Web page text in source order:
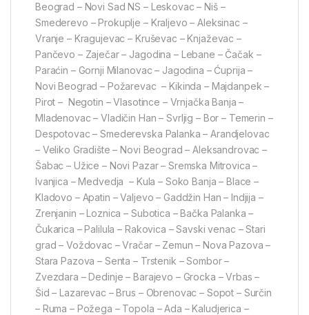
Beograd – Novi Sad NS – Leskovac – Niš –
Smederevo – Prokuplje – Kraljevo – Aleksinac –
Vranje – Kragujevac – Kruševac – Knjaževac –
Pančevo – Zaječar – Jagodina – Lebane – Čačak –
Paraćin – Gornji Milanovac – Jagodina – Ćuprija –
Novi Beograd – Požarevac – Kikinda – Majdanpek –
Pirot – Negotin – Vlasotince – Vrnjačka Banja –
Mladenovac – Vladičin Han – Svrljig – Bor – Temerin –
Despotovac – Smederevska Palanka – Arandjelovac
– Veliko Gradište – Novi Beograd – Aleksandrovac –
Šabac – Užice – Novi Pazar – Sremska Mitrovica –
Ivanjica – Medvedja – Kula – Soko Banja – Blace –
Kladovo – Apatin – Valjevo – Gaddžin Han – Indjija –
Zrenjanin – Loznica – Subotica – Bačka Palanka –
Čukarica – Palilula – Rakovica – Savski venac – Stari
grad – Voždovac – Vračar – Zemun – Nova Pazova –
Stara Pazova – Senta – Trstenik – Sombor –
Zvezdara – Dedinje – Barajevo – Grocka – Vrbas –
Šid – Lazarevac – Brus – Obrenovac – Sopot – Surčin
– Ruma – Požega – Topola – Ada – Kaludjerica –